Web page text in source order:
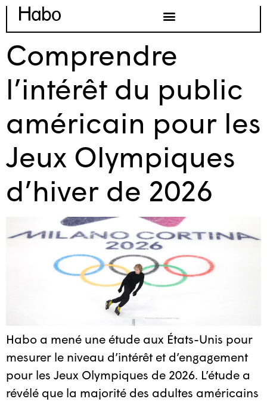
Comprendre
l’intérêt du public
américain pour les
Jeux Olympiques
d’hiver de 2026
Habo a mené une étude aux États-Unis pour
mesurer le niveau d’intérêt et d’engagement
pour les Jeux Olympiques de 2026. L’étude a
révélé que la majorité des adultes américains